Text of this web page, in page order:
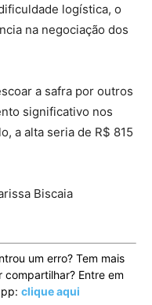
logística, o
na negociação dos
a safra por outros
significativo nos
a alta seria de R$ 815
Biscaia
um erro? Tem mais
Entre em
clique aqui